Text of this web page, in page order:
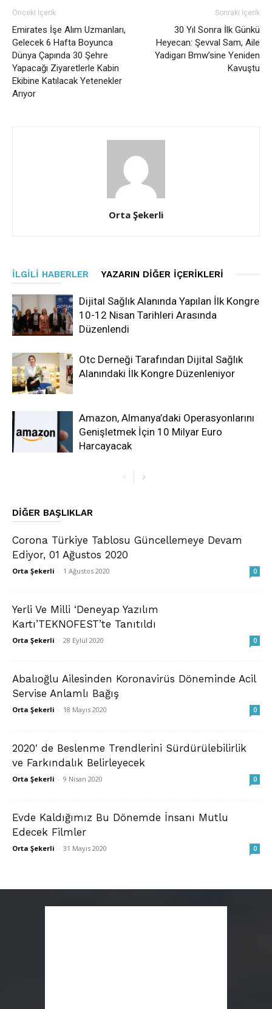
Önceki İçerik
Emirates İşe Alım Uzmanları,
Gelecek 6 Hafta Boyunca
Dünya Çapında 30 Şehre
Yapacağı Ziyaretlerle Kabin
Ekibine Katılacak Yetenekler
Arıyor
Sonraki İçerik
30 Yıl Sonra İlk Günkü
Heyecan: Şevval Sam, Aile
Yadigarı Bmw’sine Yeniden
Kavuştu
Orta Şekerli
İLGILI HABERLER YAZARIN DIĞER İÇERIKLERI
Dijital Sağlık Alanında Yapılan İlk Kongre
10-12 Nisan Tarihleri Arasında
Düzenlendi
Otc Derneği Tarafından Dijital Sağlık
Alanındaki İlk Kongre Düzenleniyor
Amazon, Almanya’daki Operasyonlarını
Genişletmek İçin 10 Milyar Euro
Harcayacak
DIĞER BAŞLIKLAR
Corona Türkiye Tablosu Güncellemeye Devam
Ediyor, 01 Ağustos 2020
Orta Şekerli - 1 Ağustos 2020 0
Yerli Ve Milli ‘Deneyap Yazılım
Kartı’TEKNOFEST’te Tanıtıldı
Orta Şekerli - 28 Eylül 2020 0
Abalıoğlu Ailesinden Koronavirüs Döneminde Acil
Servise Anlamlı Bağış
Orta Şekerli - 18 Mayıs 2020 0
2020′ de Beslenme Trendlerini Sürdürülebilirlik
ve Farkındalık Belirleyecek
Orta Şekerli - 9 Nisan 2020 0
Evde Kaldığımız Bu Dönemde İnsanı Mutlu
Edecek Filmler
Orta Şekerli - 31 Mayıs 2020 0